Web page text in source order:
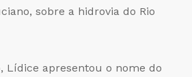
sobre a hidrovia do Rio
Lídice apresentou o nome do